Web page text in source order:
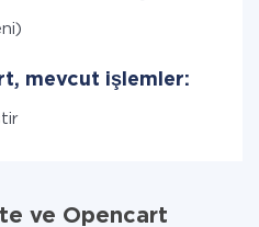
mevcut işlemler:
ve Opencart